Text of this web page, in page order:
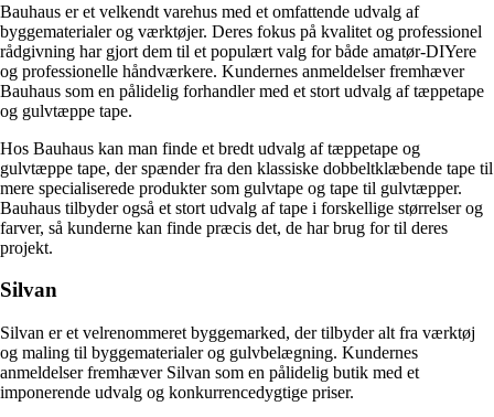
Bauhaus er et velkendt varehus med et omfattende udvalg af
byggematerialer og værktøjer. Deres fokus på kvalitet og professionel
rådgivning har gjort dem til et populært valg for både amatør-DIYere
og professionelle håndværkere. Kundernes anmeldelser fremhæver
Bauhaus som en pålidelig forhandler med et stort udvalg af tæppetape
og gulvtæppe tape.
Hos Bauhaus kan man finde et bredt udvalg af tæppetape og
gulvtæppe tape, der spænder fra den klassiske dobbeltklæbende tape til
mere specialiserede produkter som gulvtape og tape til gulvtæpper.
Bauhaus tilbyder også et stort udvalg af tape i forskellige størrelser og
farver, så kunderne kan finde præcis det, de har brug for til deres
projekt.
Silvan
Silvan er et velrenommeret byggemarked, der tilbyder alt fra værktøj
og maling til byggematerialer og gulvbelægning. Kundernes
anmeldelser fremhæver Silvan som en pålidelig butik med et
imponerende udvalg og konkurrencedygtige priser.